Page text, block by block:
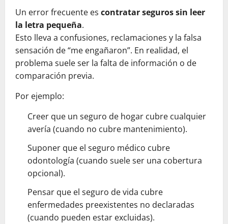
Un error frecuente es contratar seguros sin leer
la letra pequeña.
Esto lleva a confusiones, reclamaciones y la falsa
sensación de “me engañaron”. En realidad, el
problema suele ser la falta de información o de
comparación previa.
Por ejemplo:
Creer que un seguro de hogar cubre cualquier
avería (cuando no cubre mantenimiento).
Suponer que el seguro médico cubre
odontología (cuando suele ser una cobertura
opcional).
Pensar que el seguro de vida cubre
enfermedades preexistentes no declaradas
(cuando pueden estar excluidas).